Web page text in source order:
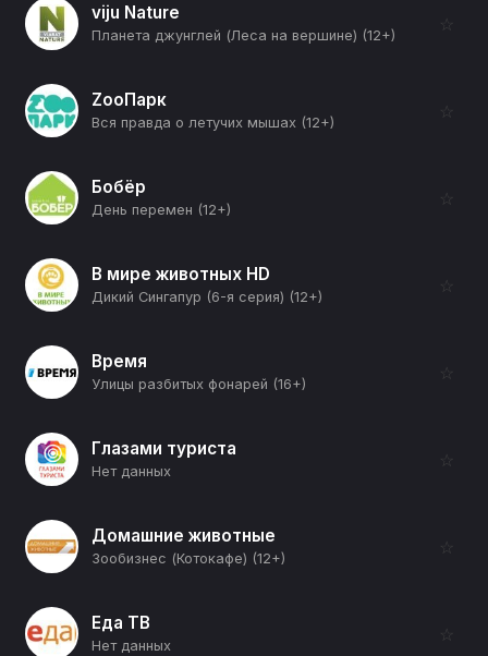
viju Nature
Планета джунглей (Леса на вершине) (12+)
☆
ZooПарк
Вся правда о летучих мышах (12+)
☆
Бобёр
День перемен (12+)
☆
В мире животных HD
Дикий Сингапур (6-я серия) (12+)
☆
Время
Улицы разбитых фонарей (16+)
☆
Глазами туриста
Нет данных
☆
Домашние животные
Зообизнес (Котокафе) (12+)
☆
Еда ТВ
Нет данных
☆